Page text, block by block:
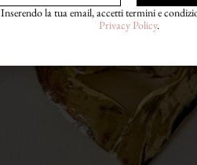
Inserendo la tua email, accetti termini e
Privacy Policy.